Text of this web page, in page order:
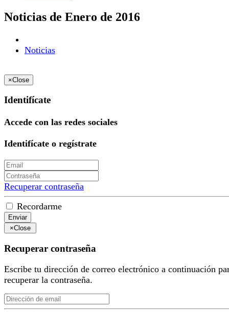
Noticias de Enero de 2016
Noticias
×Close
Identifícate
Accede con las redes sociales
Identifícate o regístrate
Recuperar contraseña
Recordarme
Enviar
×Close
Recuperar contraseña
Escribe tu dirección de correo electrónico a continuación
recuperar la contraseña.